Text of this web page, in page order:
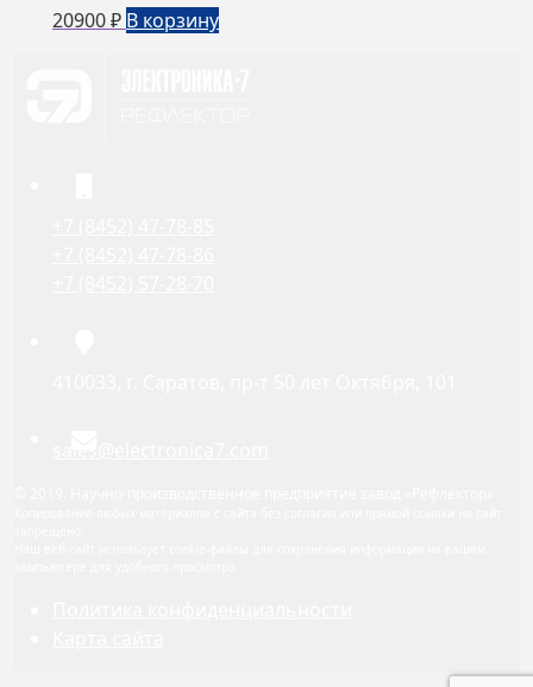
20900₽ В корзину